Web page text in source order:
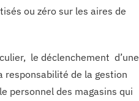
ou zéro sur les aires de
le déclenchement d’une
responsabilité de la gestion
personnel des magasins qui